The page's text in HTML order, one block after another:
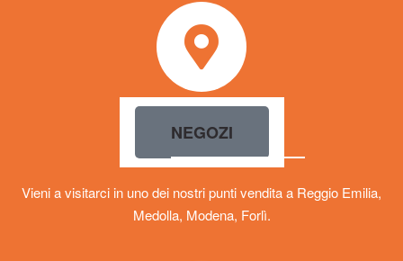
NEGOZI
Vieni a visitarci in uno dei nostri punti vendita a Reggio Emilia,
Medolla, Modena, Forlì.